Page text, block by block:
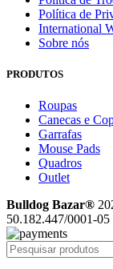
Política de
International
Sobre nós
PRODUTOS
Roupas
Canecas e
Garrafas
Mouse Pads
Quadros
Outlet
Bulldog Bazar®
50.182.447/0001-